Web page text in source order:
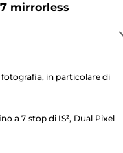
mirrorless
in particolare di
a 7 stop di IS², Dual Pixel